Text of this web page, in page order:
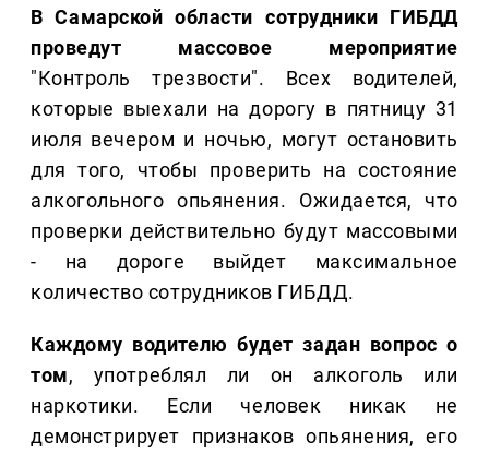
В Самарской области сотрудники ГИБДД
проведут массовое мероприятие
"Контроль трезвости". Всех водителей,
которые выехали на дорогу в пятницу 31
июля вечером и ночью, могут остановить
для того, чтобы проверить на состояние
алкогольного опьянения. Ожидается, что
проверки действительно будут массовыми
- на дороге выйдет максимальное
количество сотрудников ГИБДД.
Каждому водителю будет задан вопрос о
том, употреблял ли он алкоголь или
наркотики. Если человек никак не
демонстрирует признаков опьянения, его